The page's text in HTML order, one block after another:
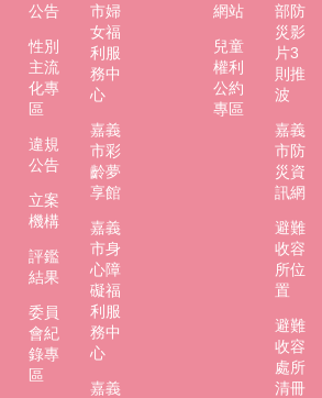
公告
性別
主流
化專
區
違規
公告
立案
機構
評鑑
結果
委員
會紀
錄專
區
市婦
女福
利服
務中
心
嘉義
市彩
齡夢
享館
嘉義
市身
心障
礙福
利服
務中
心
嘉義
網站
兒童
權利
公約
專區
部防
災影
片3
則推
波
嘉義
市防
災資
訊網
避難
收容
所位
置
避難
收容
處所
清冊